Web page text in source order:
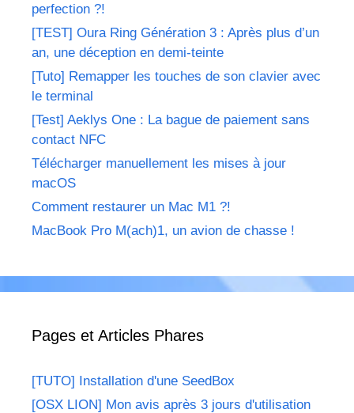
perfection ?!
[TEST] Oura Ring Génération 3 : Après plus d’un
an, une déception en demi-teinte
[Tuto] Remapper les touches de son clavier avec
le terminal
[Test] Aeklys One : La bague de paiement sans
contact NFC
Télécharger manuellement les mises à jour
macOS
Comment restaurer un Mac M1 ?!
MacBook Pro M(ach)1, un avion de chasse !
Pages et Articles Phares
[TUTO] Installation d'une SeedBox
[OSX LION] Mon avis après 3 jours d'utilisation